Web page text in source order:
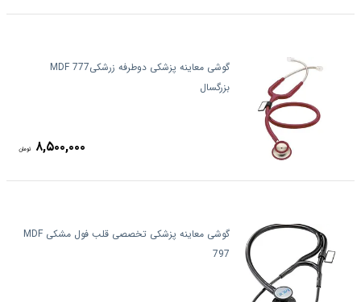
گوشی معاینه پزشکی دوطرفه زرشکیMDF 777
بزرگسال
۸,۵۰۰,۰۰۰ تومان
گوشی معاینه پزشکی تخصصی قلب فول مشکی MDF
797